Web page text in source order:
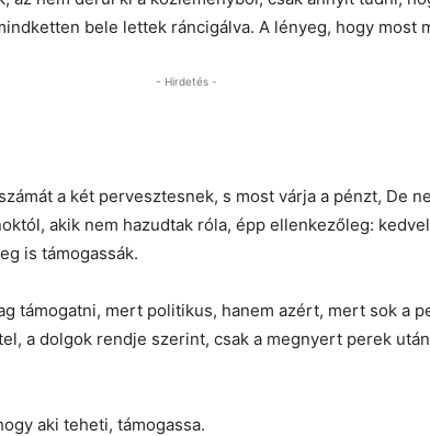
bele lettek ráncigálva. A lényeg, hogy most
- Hirdetés -
a két pervesztesnek, s most várja a pénzt, De
akik nem hazudtak róla, épp ellenkezőleg:
is támogassák.
támogatni, mert politikus, hanem azért, mert sok a
a dolgok rendje szerint, csak a megnyert perek
aki teheti, támogassa.